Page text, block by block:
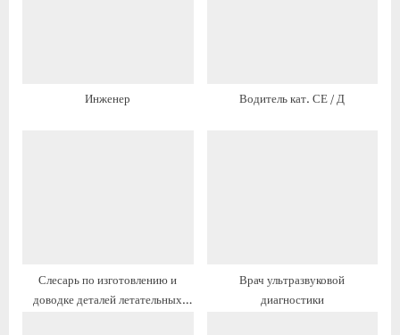
Инженер Водитель кат. СЕ / Д
Слесарь по изготовлению и
доводке деталей летательных
Врач ультразвуковой
диагностики